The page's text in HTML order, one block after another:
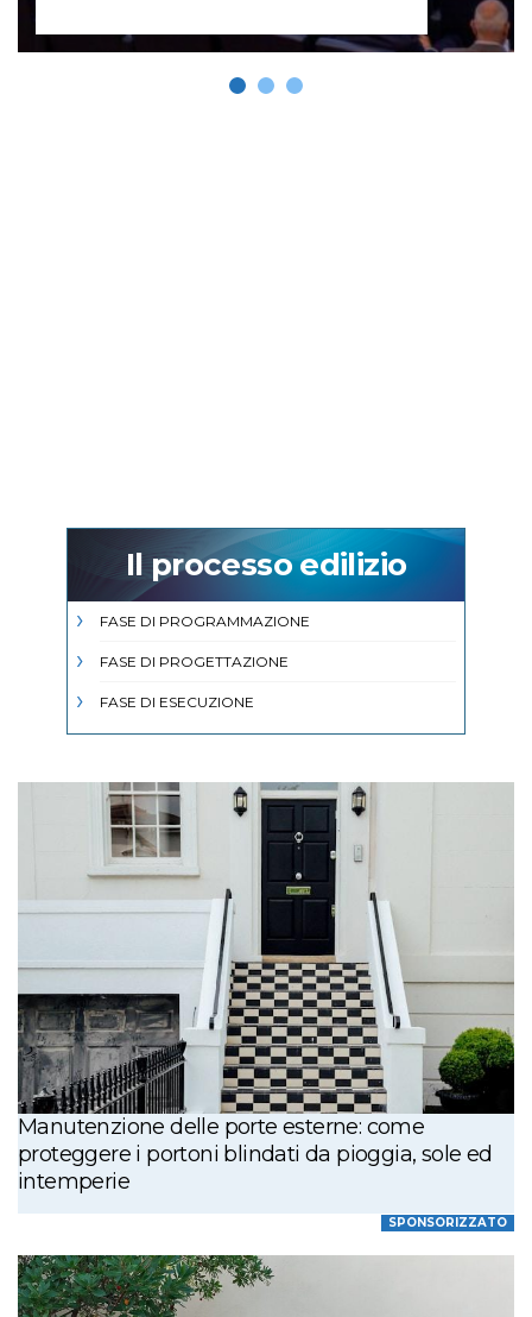
Il processo edilizio
FASE DI PROGRAMMAZIONE
FASE DI PROGETTAZIONE
FASE DI ESECUZIONE
Manutenzione delle porte esterne: come
proteggere i portoni blindati da pioggia, sole ed
intemperie
SPONSORIZZATO